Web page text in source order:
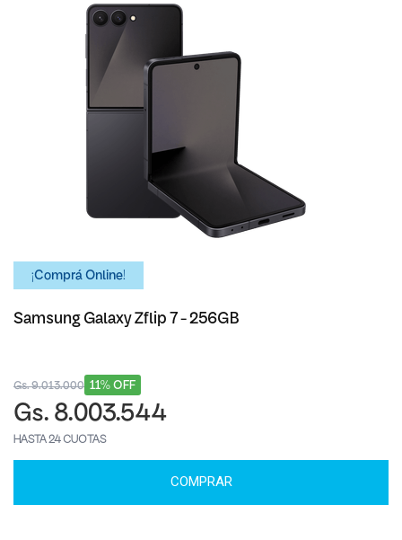
¡Comprá Online!
Samsung Galaxy Zflip 7 - 256GB
11% OFF
Gs. 9.013.000
Gs. 8.003.544
HASTA 24 CUOTAS
COMPRAR